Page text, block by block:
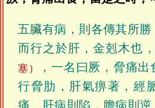
五臟有病，則各傳其所
而行之於肝，金剋木也
塞）
，一名曰厥，脅痛
行脅肋，肝氣痹著，經
痛。肝病則陷，膽病則